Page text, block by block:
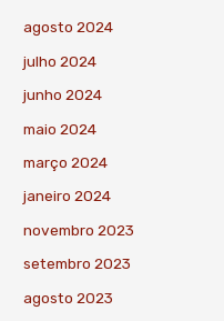
agosto 2024
julho 2024
junho 2024
maio 2024
março 2024
janeiro 2024
novembro 2023
setembro 2023
agosto 2023